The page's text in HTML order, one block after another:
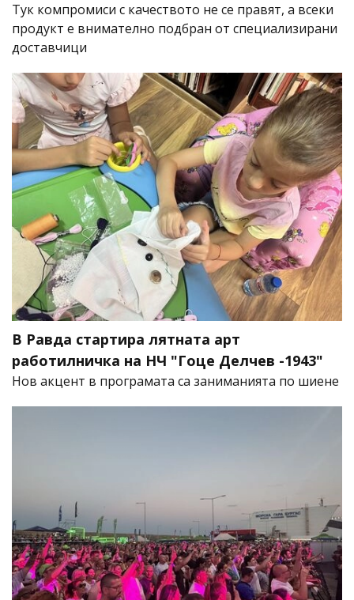
Тук компромиси с качеството не се правят, а всеки
продукт е внимателно подбран от специализирани
доставчици
В Равда стартира лятната арт
работилничка на НЧ "Гоце Делчев -1943"
Нов акцент в програмата са заниманията по шиене